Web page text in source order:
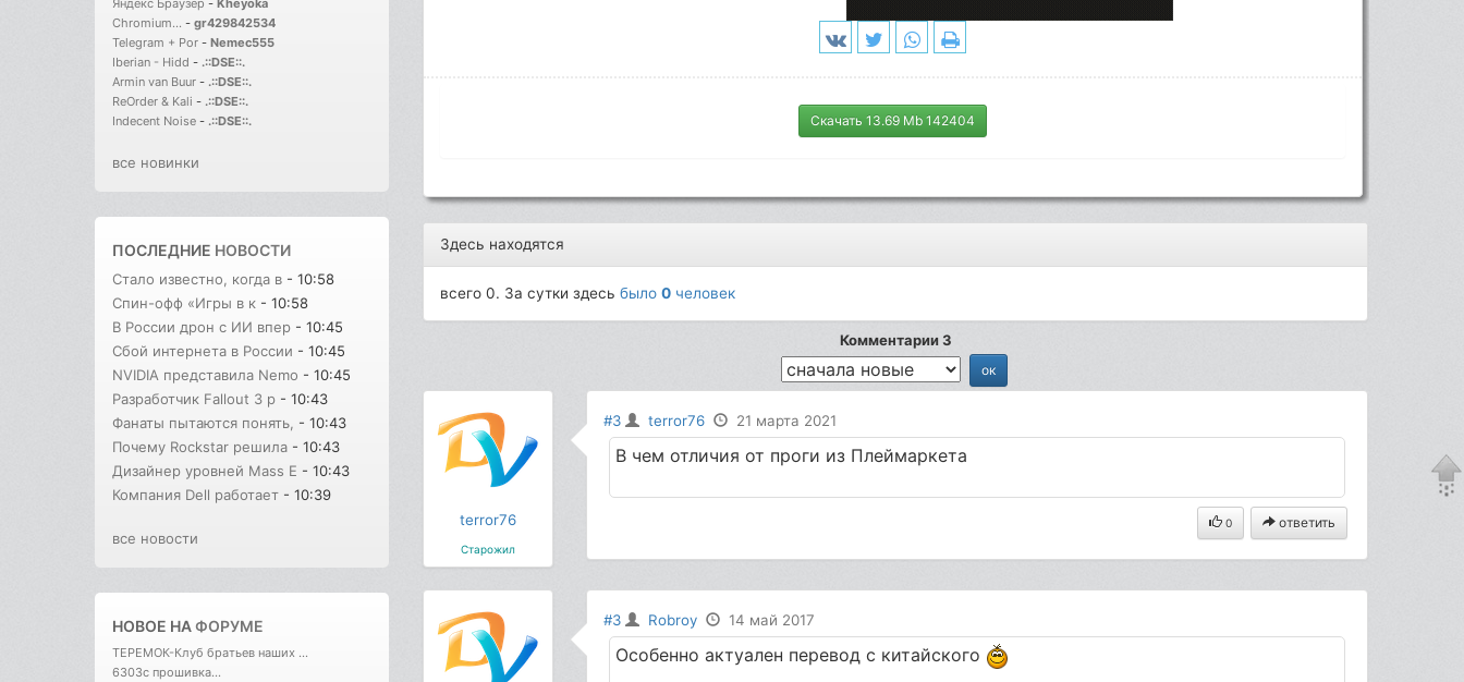
Яндекс Браузер - Kheyoka
Chromium... - gr429842534
Telegram + Por - Nemec555
Iberian - Hidd - .::DSE::.
Armin van Buur - .::DSE::.
ReOrder & Kali - .::DSE::.
Indecent Noise - .::DSE::.
все новинки
ПОСЛЕДНИЕ НОВОСТИ
Стало известно, когда в - 10:58
Спин-офф «Игры в к - 10:58
В России дрон с ИИ впер - 10:45
Сбой интернета в России - 10:45
NVIDIA представила Nemo - 10:45
Разработчик Fallout 3 р - 10:43
Фанаты пытаются понять, - 10:43
Почему Rockstar решила - 10:43
Дизайнер уровней Mass E - 10:43
Компания Dell работает - 10:39
все новости
НОВОЕ НАФОРУМЕ
ТЕРЕМОК-Клуб братьев наших ...
6303с прошивка...
Скачать 13.69 Mb 142404
Здесь находятся
всего 0. За сутки здесьбыло0 человек
Комментарии 3
terror76
Старожил
#3 terror76 21 марта 2021
В чем отличия от проги из Плеймаркета
0 ответить
#3 Robroy 14 май 2017
Особенно актуален перевод с китайского